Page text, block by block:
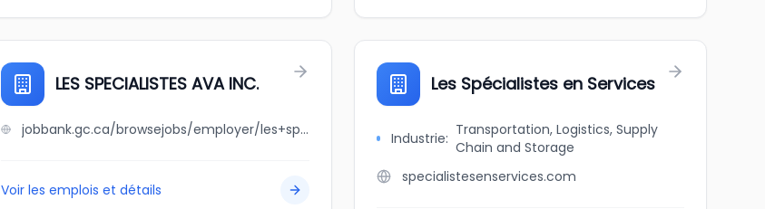
LES SPECIALISTES AVA INC.
jobbank.gc.ca/browsejobs/employer/les+specialistes+ava+inc./ca
Voir les emplois et détails
Les Spécialistes en Services
Industrie: Transportation, Logistics, Supply
Chain and Storage
specialistesenservices.com